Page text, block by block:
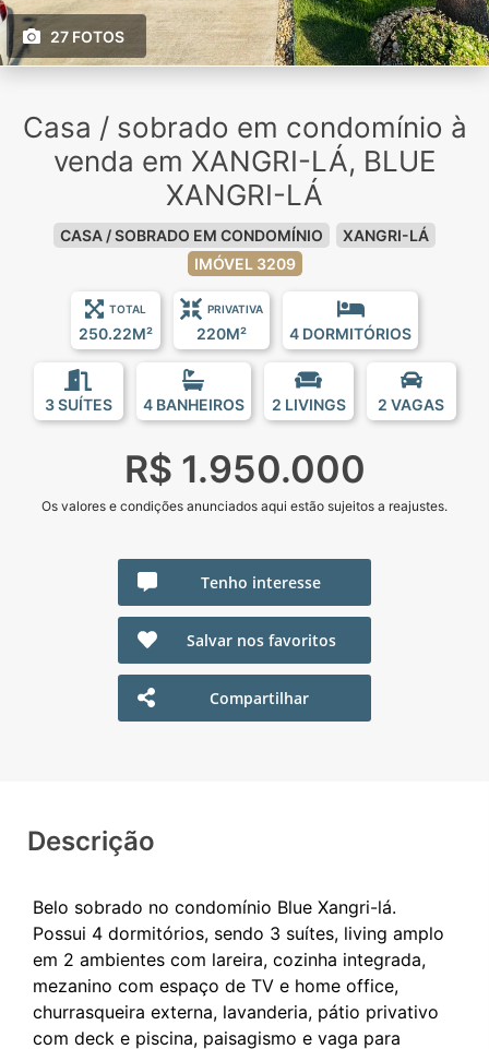
27 FOTOS
Casa / sobrado em condomínio à
venda em XANGRI-LÁ, BLUE
XANGRI-LÁ
CASA / SOBRADO EM CONDOMÍNIO
XANGRI-LÁ
IMÓVEL 3209
TOTAL
250.22M²
PRIVATIVA
220M² 4 DORMITÓRIOS
3 SUÍTES 4 BANHEIROS 2 LIVINGS 2 VAGAS
R$ 1.950.000
Os valores e condições anunciados aqui estão sujeitos a reajustes.
Tenho interesse
Salvar nos favoritos
Compartilhar
Descrição
Belo sobrado no condomínio Blue Xangri-lá.
Possui 4 dormitórios, sendo 3 suítes, living amplo
em 2 ambientes com lareira, cozinha integrada,
mezanino com espaço de TV e home office,
churrasqueira externa, lavanderia, pátio privativo
com deck e piscina, paisagismo e vaga para